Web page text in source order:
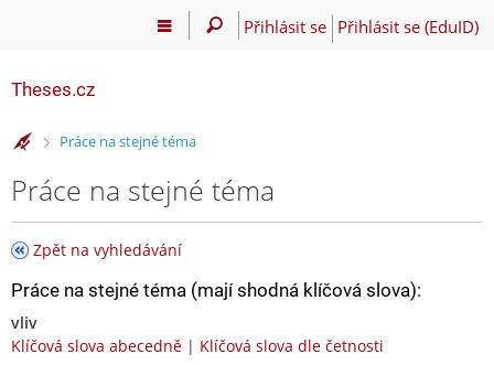
Přihlásit se Přihlásit se (EduID)
Theses.cz
>Práce na stejné téma
Práce na stejné téma
Zpět na vyhledávání
Práce na stejné téma (mají shodná klíčová slova):
vliv
Klíčová slova abecedně | Klíčová slova dle četnosti